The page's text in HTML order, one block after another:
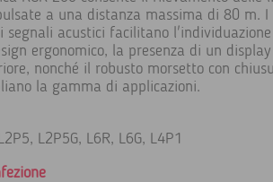
a una distanza massima di 80 m. I
segnali acustici facilitano
ergonomico, la presenza di un
nonché il robusto morsetto con
la gamma di applicazioni.
L2P5G, L6R, L6G, L4P1